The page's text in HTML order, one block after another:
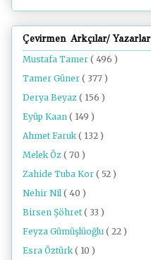
Çevirmen Arkçılar/ Yazarlar
Mustafa Tamer ( 496 )
Tamer Güner ( 377 )
Derya Beyaz ( 156 )
Eyüp Kaan ( 149 )
Ahmet Faruk ( 132 )
Melek Öz ( 70 )
Zahide Tuba Kor ( 52 )
Nehir Nil ( 40 )
Birsen Şöhret ( 33 )
Feyza Gümüşlüoğlu ( 22 )
Esra Öztürk ( 10 )